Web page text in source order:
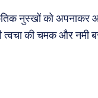
नुस्खों को अपनाकर
त्वचा की चमक और नमी